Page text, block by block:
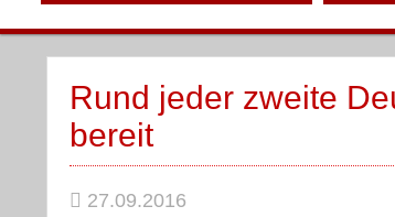
Rund jeder zweite
bereit
27.09.2016